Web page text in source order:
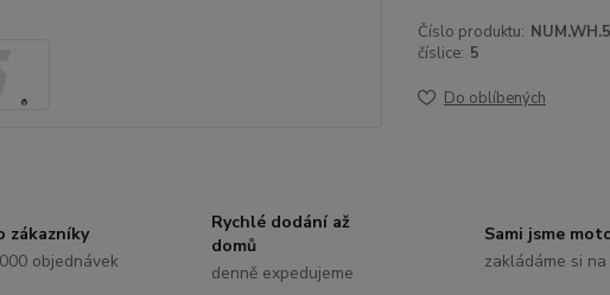
Číslo produktu:
číslice: 5
Do oblíbených
zákazníky
objednávek
Rychlé dodání až
domů
denně expedujeme
Sami jsme
zakládáme si